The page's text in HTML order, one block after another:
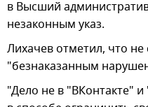
в Высший
незаконным указ.
Лихачев отметил, что
"безнаказанным
"Дело не в "ВКонтакте"